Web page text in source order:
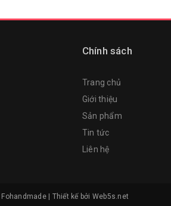
Chính sách
Trang chủ
Giới thiệu
Sản phẩm
Tin tức
Liên hệ
Fohandmade Thiết kế bởi Web5s.net